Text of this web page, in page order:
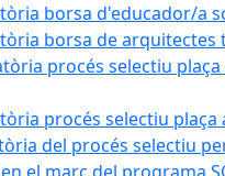
borsa d'educador/a
borsa de arquitectes
procés selectiu
procés selectiu
del procés selectiu